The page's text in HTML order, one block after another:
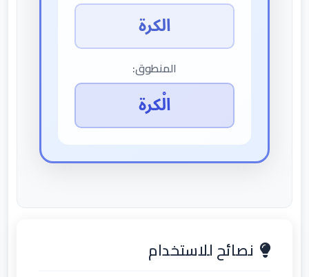
الكرة
المنطوق:
الْكرة
نصائح للاستخدام